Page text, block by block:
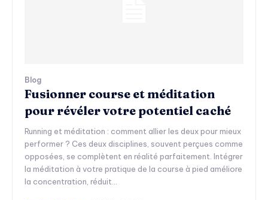
Blog
Fusionner course et méditation
pour révéler votre potentiel caché
Running et méditation : comment allier les deux pour mieux
performer ? Ces deux disciplines, souvent perçues comme
opposées, se complètent en réalité parfaitement. Intégrer
la méditation à votre pratique de la course à pied améliore
la concentration, réduit...